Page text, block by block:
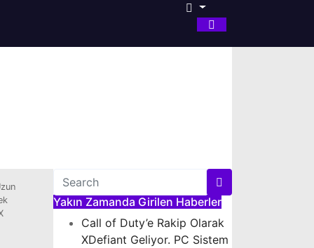
Yakın Zamanda Girilen Haberler
Call of Duty’e Rakip Olarak
XDefiant Geliyor. PC Sistem